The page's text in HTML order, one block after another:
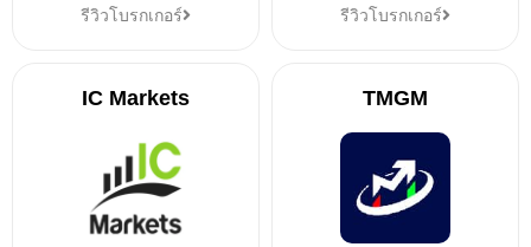
รีวิวโบรกเกอร์ รีวิวโบรกเกอร์
IC Markets TMGM